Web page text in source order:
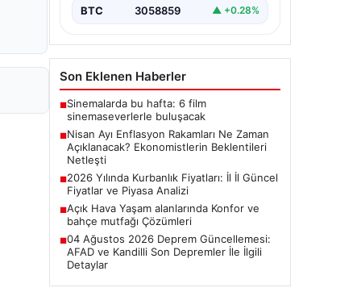
başladı.…
BTC 3058859 ▲ +0.28%
Son Eklenen Haberler
■Sinemalarda bu hafta: 6 film
sinemaseverlerle buluşacak
■Nisan Ayı Enflasyon Rakamları Ne Zaman
Açıklanacak? Ekonomistlerin Beklentileri
Netleşti
■2026 Yılında Kurbanlık Fiyatları: İl İl Güncel
Fiyatlar ve Piyasa Analizi
■Açık Hava Yaşam alanlarında Konfor ve
bahçe mutfağı Çözümleri
■04 Ağustos 2026 Deprem Güncellemesi:
AFAD ve Kandilli Son Depremler İle İlgili
Detaylar